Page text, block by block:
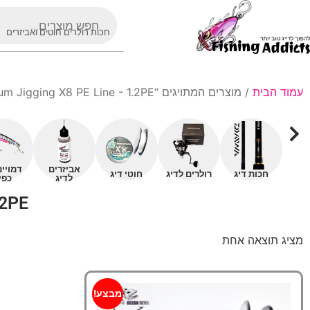
חכות רולרים חוטים ואביזרים
עמוד הבית / מוצרים המתויגים “Silk Ocean Premium Jigging X8 PE Line - 1.2PE”
חכות דיג רולרים לדיג חוטי דיג
אביזרים
לדיג
מציג תוצאה אחת
מבצע!